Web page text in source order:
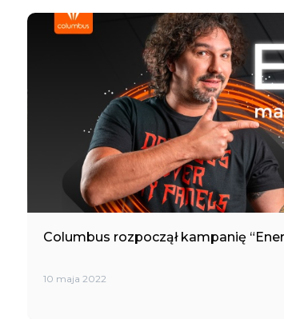
Columbus rozpoczął kampanię
10 maja 2022